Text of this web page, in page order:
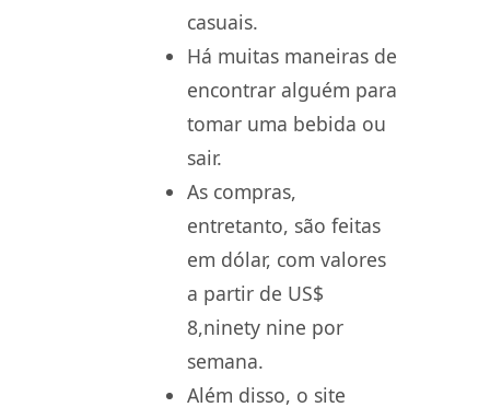
casuais.
Há muitas maneiras de
encontrar alguém para
tomar uma bebida ou
sair.
As compras,
entretanto, são feitas
em dólar, com valores
a partir de US$
8,ninety nine por
semana.
Além disso, o site